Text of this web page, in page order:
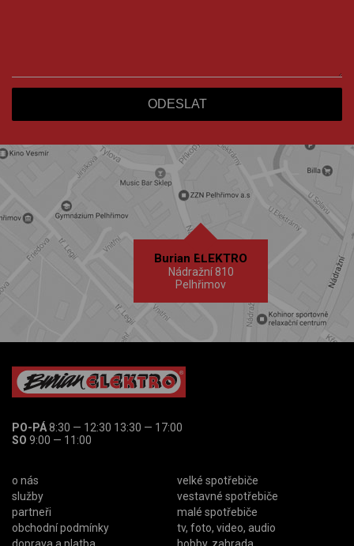
Burian ELEKTRO
Nádražní 810
Pelhřimov
PO-PÁ8:30 — 12:30 13:30 — 17:00
SO 9:00 — 11:00
o nás
služby
partneři
obchodní podmínky
velké spotřebiče
vestavné spotřebiče
malé spotřebiče
tv, foto, video, audio